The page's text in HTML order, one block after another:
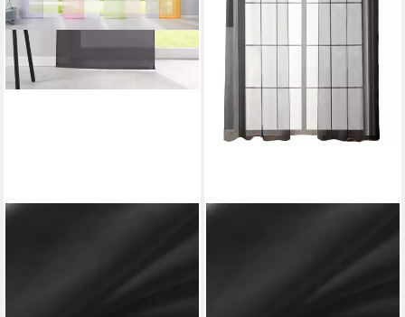
Paneelwagen, transparent,